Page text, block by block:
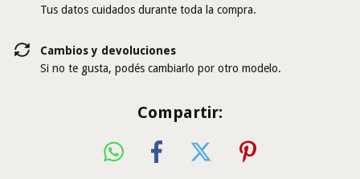
Tus datos cuidados durante toda la compra.
Cambios y devoluciones
Si no te gusta, podés cambiarlo por otro modelo.
Compartir: